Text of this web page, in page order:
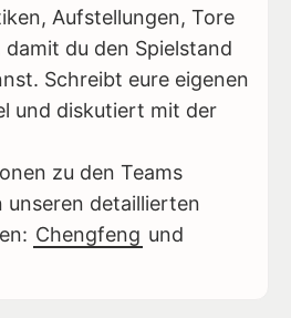
Aufstellungen, Tore
du den Spielstand
Schreibt eure eigenen
und diskutiert mit der
zu den Teams
unseren detaillierten
Chengfeng und